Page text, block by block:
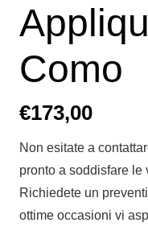
Como
€173,00
Non esitate a
pronto a soddisfare le
Richiedete un
ottime occasioni vi